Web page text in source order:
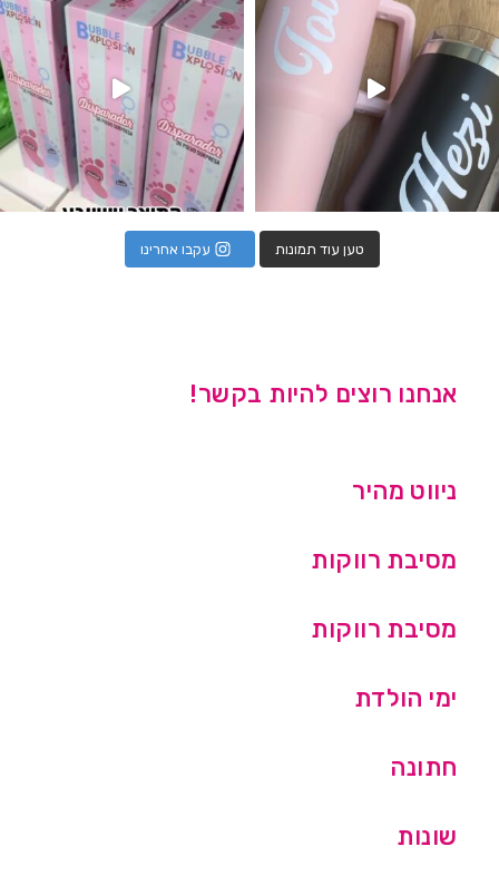
טען עוד תמונות עקבו אחרינו
אנחנו רוצים להיות בקשר!
ניווט מהיר
מסיבת רווקות
מסיבת רווקות
ימי הולדת
חתונה
שונות